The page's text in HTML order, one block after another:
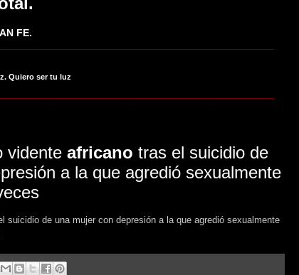
FE.
Quiero ser tu luz
vidente africano tras el suicidio de
a la que agredió sexualmente
suicidio de una mujer con depresión a la que agredió sexualmente